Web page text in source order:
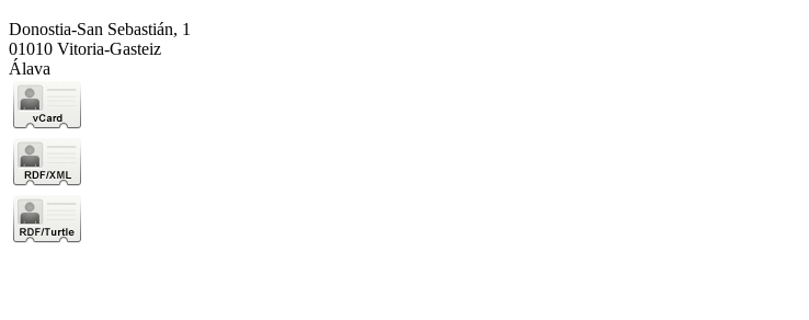
Donostia-San Sebastián, 1
01010 Vitoria-Gasteiz
Álava